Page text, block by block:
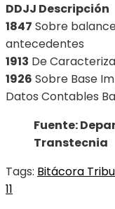
DDJJ Descripción
1847 Sobre
antecedentes
1913 De
1926 Sobre Base
Datos Contables
Fuente:
Transtecnia
Tags: Bitácora
11